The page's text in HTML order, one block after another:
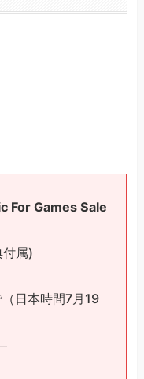
For Games Sale
属)
日本時間7月19